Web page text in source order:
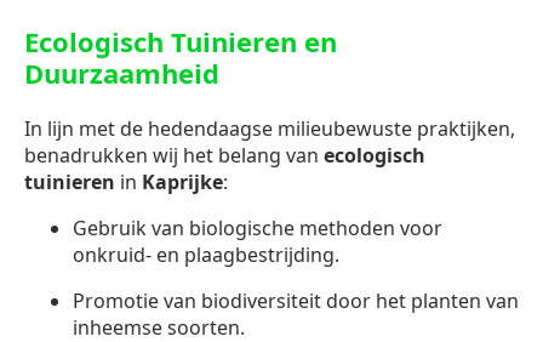
Ecologisch Tuinieren en
Duurzaamheid
In lijn met de hedendaagse milieubewuste praktijken,
benadrukken wij het belang van ecologisch
tuinieren in Kaprijke:
Gebruik van biologische methoden voor
onkruid- en plaagbestrijding.
Promotie van biodiversiteit door het planten van
inheemse soorten.